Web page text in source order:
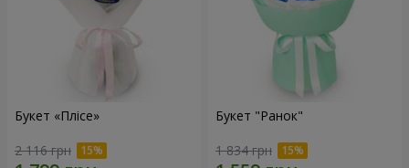
Букет «Плісе»
2 116 грн
Букет "Ранок"
1 834 грн